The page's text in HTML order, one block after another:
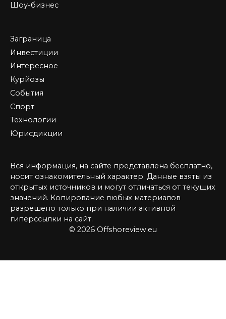
Шоу-бизнес
Заграница
Инвестиции
Интересное
Курйозы
События
Спорт
Технологии
Юрисдикции
Вся информация, на сайте представлена бесплатно,
носит ознакомительный характер. Данные взяты из
открытых источников и могут отличаться от текущих
значений. Копирование любых материалов
разрешено только при наличии активной
гиперссылки на сайт.
© 2026 Offshoreview.eu